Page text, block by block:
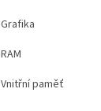
Grafika
RAM
Vnitřní paměť